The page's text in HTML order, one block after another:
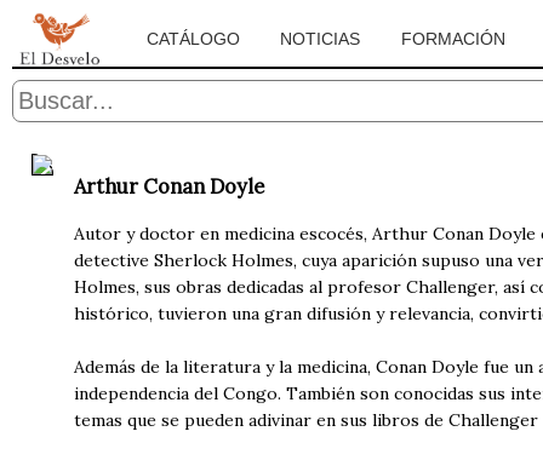
CATÁLOGO NOTICIAS FORMACIÓN
Arthur Conan Doyle
Autor y doctor en medicina escocés, Arthur Conan
detective Sherlock Holmes, cuya aparición supuso una
Holmes, sus obras dedicadas al profesor Challenger,
histórico, tuvieron una gran difusión y relevancia,
Además de la literatura y la medicina, Conan Doyle fue
independencia del Congo. También son conocidas sus
temas que se pueden adivinar en sus libros de